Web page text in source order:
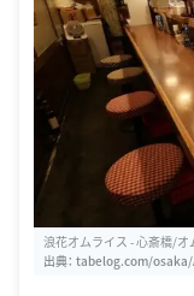
浪花オムライス - 心斎橋/
出典： tabelog.com/